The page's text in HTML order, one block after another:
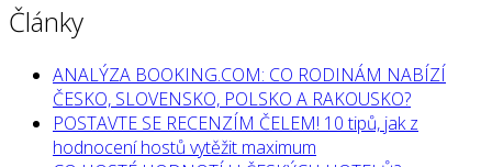
Články
ANALÝZA BOOKING.COM: CO RODINÁM NABÍZÍ
ČESKO, SLOVENSKO, POLSKO A RAKOUSKO?
POSTAVTE SE RECENZÍM ČELEM! 10 tipů, jak z
hodnocení hostů vytěžit maximum